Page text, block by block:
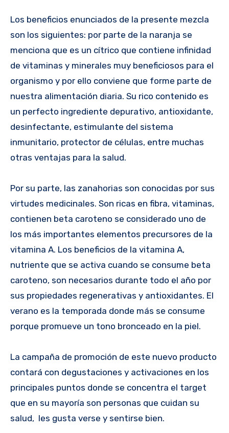
Los beneficios enunciados de la presente mezcla
son los siguientes: por parte de la naranja se
menciona que es un cítrico que contiene infinidad
de vitaminas y minerales muy beneficiosos para el
organismo y por ello conviene que forme parte de
nuestra alimentación diaria. Su rico contenido es
un perfecto ingrediente depurativo, antioxidante,
desinfectante, estimulante del sistema
inmunitario, protector de células, entre muchas
otras ventajas para la salud.
Por su parte, las zanahorias son conocidas por sus
virtudes medicinales. Son ricas en fibra, vitaminas,
contienen beta caroteno se considerado uno de
los más importantes elementos precursores de la
vitamina A. Los beneficios de la vitamina A,
nutriente que se activa cuando se consume beta
caroteno, son necesarios durante todo el año por
sus propiedades regenerativas y antioxidantes. El
verano es la temporada donde más se consume
porque promueve un tono bronceado en la piel.
La campaña de promoción de este nuevo producto
contará con degustaciones y activaciones en los
principales puntos donde se concentra el target
que en su mayoría son personas que cuidan su
salud, les gusta verse y sentirse bien.